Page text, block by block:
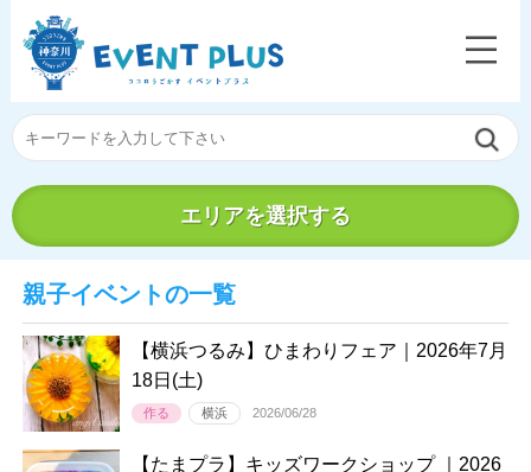
エリアを選択する
親子イベントの一覧
【横浜つるみ】ひまわりフェア｜2026年7月
18日(土)
作る 横浜 2026/06/28
【たまプラ】キッズワークショップ ｜2026